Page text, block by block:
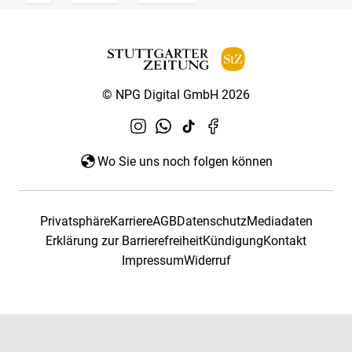
© NPG Digital GmbH 2026
Wo Sie uns noch folgen können
PrivatsphäreKarriereAGBDatenschutzMediadaten
Erklärung zur BarrierefreiheitKündigungKontakt
ImpressumWiderruf